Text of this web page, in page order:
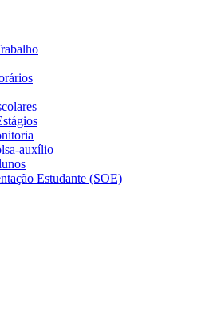
auxílio
Estudante (SOE)